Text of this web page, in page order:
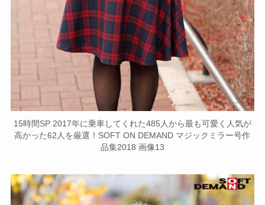
15時間SP 2017年に乗車してくれた485人から最も可愛く人気が
高かった62人を厳選！SOFT ON DEMAND マジックミラー号作
品集2018 画像13